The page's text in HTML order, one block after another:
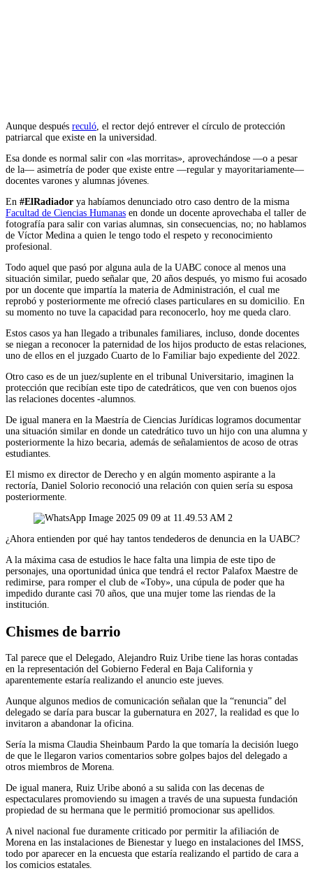
Aunque después reculó, el rector dejó entrever el círculo de protección
patriarcal que existe en la universidad.
Esa donde es normal salir con «las morritas», aprovechándose —o a pesar
de la— asimetría de poder que existe entre —regular y mayoritariamente—
docentes varones y alumnas jóvenes.
En #ElRadiador ya habíamos denunciado otro caso dentro de la misma
Facultad de Ciencias Humanas en donde un docente aprovechaba el taller de
fotografía para salir con varias alumnas, sin consecuencias, no; no hablamos
de Víctor Medina a quien le tengo todo el respeto y reconocimiento
profesional.
Todo aquel que pasó por alguna aula de la UABC conoce al menos una
situación similar, puedo señalar que, 20 años después, yo mismo fui acosado
por un docente que impartía la materia de Administración, el cual me
reprobó y posteriormente me ofreció clases particulares en su domicilio. En
su momento no tuve la capacidad para reconocerlo, hoy me queda claro.
Estos casos ya han llegado a tribunales familiares, incluso, donde docentes
se niegan a reconocer la paternidad de los hijos producto de estas relaciones,
uno de ellos en el juzgado Cuarto de lo Familiar bajo expediente del 2022.
Otro caso es de un juez/suplente en el tribunal Universitario, imaginen la
protección que recibían este tipo de catedráticos, que ven con buenos ojos
las relaciones docentes -alumnos.
De igual manera en la Maestría de Ciencias Jurídicas logramos documentar
una situación similar en donde un catedrático tuvo un hijo con una alumna y
posteriormente la hizo becaria, además de señalamientos de acoso de otras
estudiantes.
El mismo ex director de Derecho y en algún momento aspirante a la
rectoría, Daniel Solorio reconoció una relación con quien sería su esposa
posteriormente.
¿Ahora entienden por qué hay tantos tendederos de denuncia en la UABC?
A la máxima casa de estudios le hace falta una limpia de este tipo de
personajes, una oportunidad única que tendrá el rector Palafox Maestre de
redimirse, para romper el club de «Toby», una cúpula de poder que ha
impedido durante casi 70 años, que una mujer tome las riendas de la
institución.
Chismes de barrio
Tal parece que el Delegado, Alejandro Ruiz Uribe tiene las horas contadas
en la representación del Gobierno Federal en Baja California y
aparentemente estaría realizando el anuncio este jueves.
Aunque algunos medios de comunicación señalan que la “renuncia” del
delegado se daría para buscar la gubernatura en 2027, la realidad es que lo
invitaron a abandonar la oficina.
Sería la misma Claudia Sheinbaum Pardo la que tomaría la decisión luego
de que le llegaron varios comentarios sobre golpes bajos del delegado a
otros miembros de Morena.
De igual manera, Ruiz Uribe abonó a su salida con las decenas de
espectaculares promoviendo su imagen a través de una supuesta fundación
propiedad de su hermana que le permitió promocionar sus apellidos.
A nivel nacional fue duramente criticado por permitir la afiliación de
Morena en las instalaciones de Bienestar y luego en instalaciones del IMSS,
todo por aparecer en la encuesta que estaría realizando el partido de cara a
los comicios estatales.